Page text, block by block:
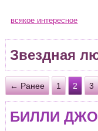
всякое интересное
Звездная
← Ранее 1 2 3
БИЛЛИ